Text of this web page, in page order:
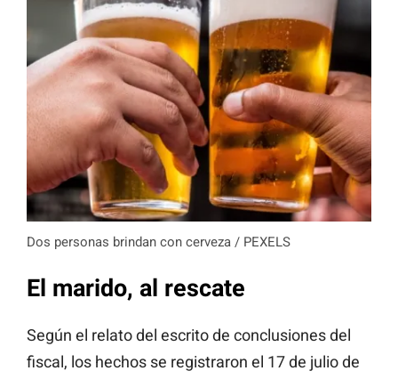
Dos personas brindan con cerveza / PEXELS
El marido, al rescate
Según el relato del escrito de conclusiones del
fiscal, los hechos se registraron el 17 de julio de